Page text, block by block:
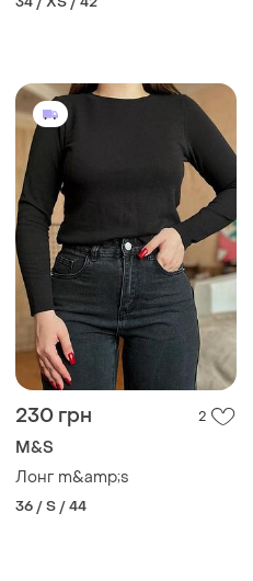
230 грн 2
M&S
Лонг m&amp;s
36 / S / 44